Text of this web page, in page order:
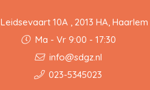
Leidsevaart 10A , 2013 HA, Haarlem
Ma - Vr 9:00 - 17:30
info@sdgz.nl
023-5345023